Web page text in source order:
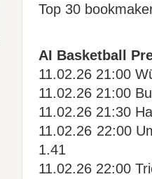
Top 30
AI Basketball
11.02.26 21:00
11.02.26 21:00
11.02.26 21:30
11.02.26 22:00
1.41
11.02.26 22:00